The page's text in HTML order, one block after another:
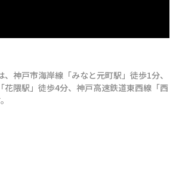
、 神戸市海岸線 「みなと元町駅 」 徒歩1分、
「花隈駅 」 徒歩4分、 神戸高速鉄道東西線 「西